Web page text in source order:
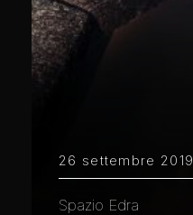
26 settembre 2019
Spazio Edra